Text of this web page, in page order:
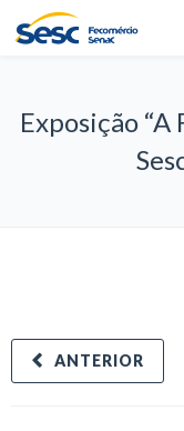
Exposição “A
ANTERIOR